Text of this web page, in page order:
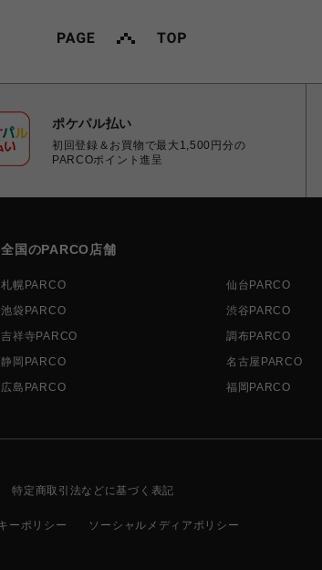
ポケパル払い
初回登録＆お買物で最大1,500円分の
PARCOポイント進呈
全国のPARCO店舗
札幌PARCO 仙台PARCO
池袋PARCO
渋谷PARCO
吉祥寺PARCO
調布PARCO
静岡PARCO
名古屋PARCO
広島PARCO
福岡PARCO
特定商取引法などに基づく表記
ーポリシー ソーシャルメディアポリシー